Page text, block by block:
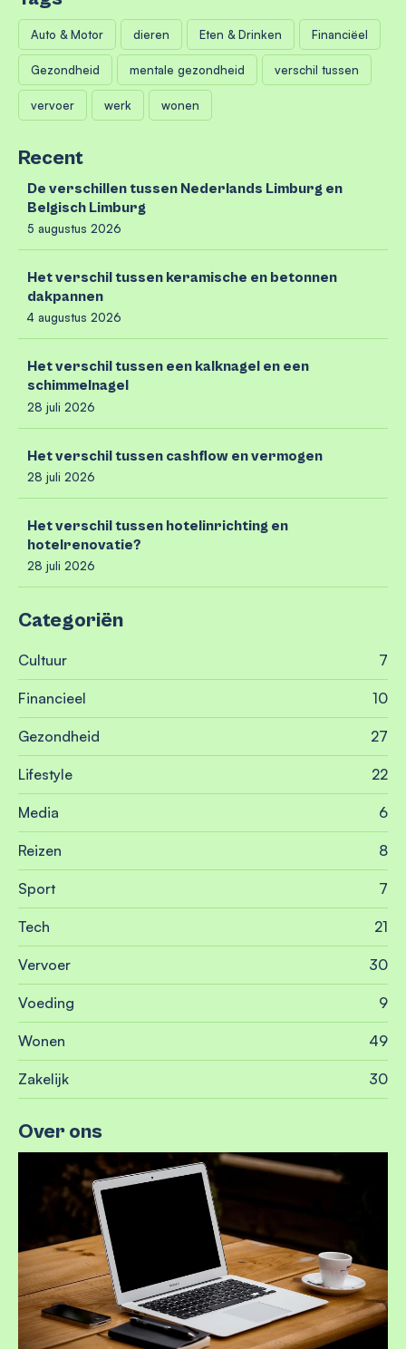
Auto & Motor dieren Eten & Drinken Financiëel
Gezondheid mentale gezondheid verschil tussen
vervoer werk wonen
Recent
De verschillen tussen Nederlands Limburg en
Belgisch Limburg
5 augustus 2026
Het verschil tussen keramische en betonnen
dakpannen
4 augustus 2026
Het verschil tussen een kalknagel en een
schimmelnagel
28 juli 2026
Het verschil tussen cashflow en vermogen
28 juli 2026
Het verschil tussen hotelinrichting en
hotelrenovatie?
28 juli 2026
Categoriën
Cultuur 7
Financieel 10
Gezondheid 27
Lifestyle 22
Media 6
Reizen 8
Sport 7
Tech 21
Vervoer 30
Voeding 9
Wonen 49
Zakelijk 30
Over ons